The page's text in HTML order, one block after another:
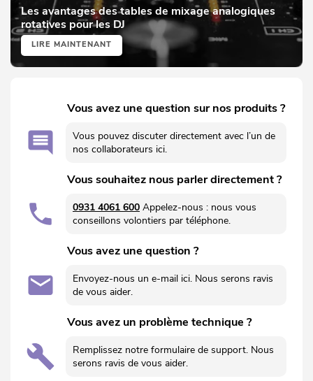
Les avantages des tables de mixage analogiques
rotatives pour les DJ
LIRE MAINTENANT
Vous avez une question sur nos produits ?
Vous pouvez discuter directement avec l’un de
nos collaborateurs ici.
Vous souhaitez nous parler directement ?
0931 4061 600 Appelez-nous : nous vous
conseillons volontiers par téléphone.
Vous avez une question ?
Envoyez-nous un e-mail ici. Nous serons ravis
de vous aider.
Vous avez un problème technique ?
Remplissez notre formulaire de support. Nous
serons ravis de vous aider.